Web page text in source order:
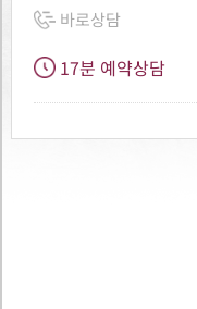
바로상담
17분 예약상담